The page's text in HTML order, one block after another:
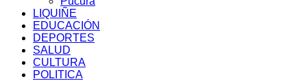
LIQUIÑE
EDUCACIÓN
DEPORTES
SALUD
CULTURA
POLITICA